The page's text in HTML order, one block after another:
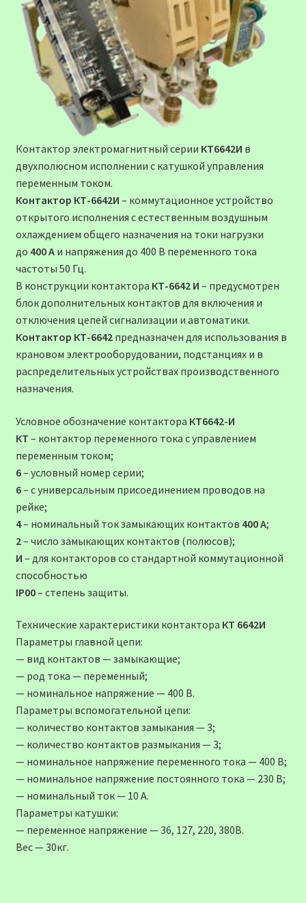
Контактор электромагнитный серии КТ6642И в
двухполюсном исполнении с катушкой управления
переменным током.
Контактор КТ-6642И – коммутационное устройство
открытого исполнения с естественным воздушным
охлаждением общего назначения на токи нагрузки
до 400 Аи напряжения до 400 В переменного тока
частоты 50 Гц.
В конструкции контактора КТ-6642 И – предусмотрен
блок дополнительных контактов для включения и
отключения цепей сигнализации и автоматики.
Контактор КТ-6642предназначен для использования в
крановом электрооборудовании, подстанциях и в
распределительных устройствах производственного
назначения.
Условное обозначение контактора КТ6642-И
КТ – контактор переменного тока с управлением
переменным током;
6– условный номер серии;
6– с универсальным присоединением проводов на
рейке;
4– номинальный ток замыкающих контактов 400 А;
2– число замыкающих контактов (полюсов);
И – для контакторов со стандартной коммутационной
способностью
IP00– степень защиты.
Технические характеристики контактора КТ 6642И
Параметры главной цепи:
— вид контактов — замыкающие;
— род тока — переменный;
— номинальное напряжение — 400 В.
Параметры вспомогательной цепи:
— количество контактов замыкания — 3;
— количество контактов размыкания — 3;
— номинальное напряжение переменного тока — 400 В;
— номинальное напряжение постоянного тока — 230 В;
— номинальный ток — 10 А.
Параметры катушки:
— переменное напряжение — 36, 127, 220, 380В.
Вес — 30кг.